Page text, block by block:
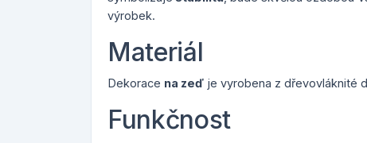
výrobek.
Materiál
Dekorace na zeď je vyrobena z dřevovláknité
Funkčnost